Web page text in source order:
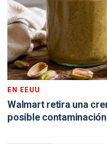
EN EEUU
Walmart retira una
posible